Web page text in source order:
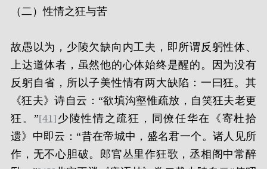
（二）性情之狂与苦
故愚以为，少陵欠缺向内工夫，即所谓反躬性体、
上达道体者，虽然他的心体始终是醒的。因为没有
反躬自省，所以子美性情有两大缺陷：一曰狂。其
《狂夫》诗自云：“欲填沟壑惟疏放，自笑狂夫老更
狂。”[41] 少陵性情之疏狂，同僚任华在《寄杜拾
遗》中即云：“昔在帝城中，盛名君一个。诸人见所
作，无不心胆破。郎官丛里作狂歌，丞相阁中常醉